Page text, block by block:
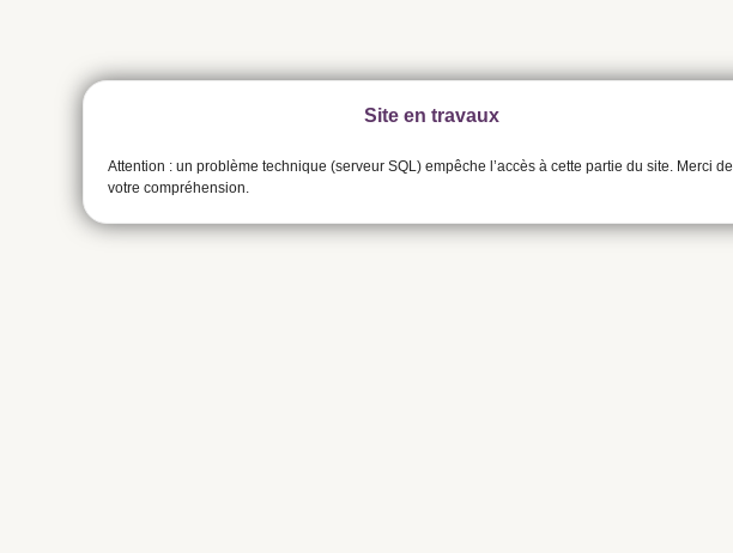
Site en travaux
Attention : un problème technique (serveur SQL) empêche l’accès à cette partie du site. Merci de
votre compréhension.